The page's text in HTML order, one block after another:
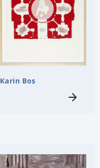
Karin Bos